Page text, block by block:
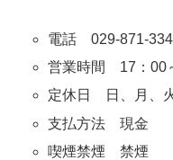
電話 029-871-
営業時間 17：00
定休日 日、月、
支払方法 現金
喫煙禁煙 禁煙